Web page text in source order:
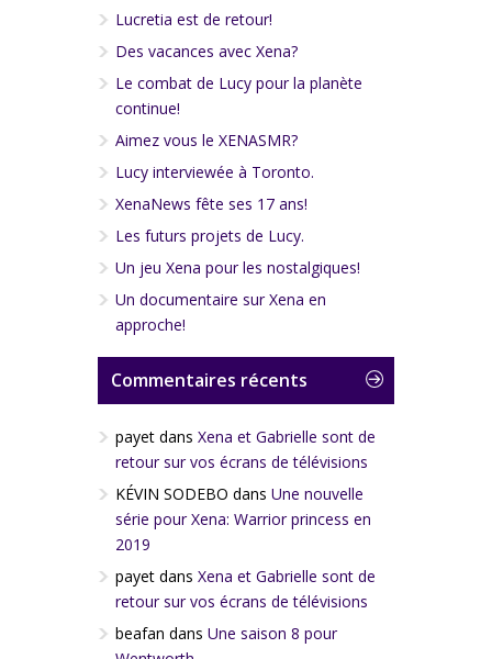
Lucretia est de retour!
Des vacances avec Xena?
Le combat de Lucy pour la planète
continue!
Aimez vous le XENASMR?
Lucy interviewée à Toronto.
XenaNews fête ses 17 ans!
Les futurs projets de Lucy.
Un jeu Xena pour les nostalgiques!
Un documentaire sur Xena en
approche!
Commentaires récents
payet dans Xena et Gabrielle sont de
retour sur vos écrans de télévisions
KÉVIN SODEBO dans Une nouvelle
série pour Xena: Warrior princess en
2019
payet dans Xena et Gabrielle sont de
retour sur vos écrans de télévisions
beafan dans Une saison 8 pour